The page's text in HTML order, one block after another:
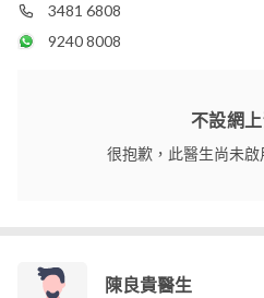
3481 6808
9240 8008
不設網
很抱歉，此醫生尚未啟
陳良貴醫生